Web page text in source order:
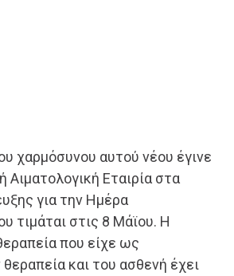
χαρμόσυνου αυτού νέου έγινε
Αιματολογική Εταιρία στα
για την Ημέρα
τιμάται στις 8 Μάϊου. Η
που είχε ως
και του ασθενή έχει